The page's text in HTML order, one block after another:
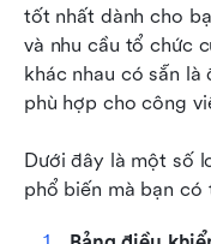
tốt nhất dành cho
và nhu cầu tổ chức
khác nhau có sẵn
phù hợp cho công
Dưới đây là một số
phổ biến mà bạn có